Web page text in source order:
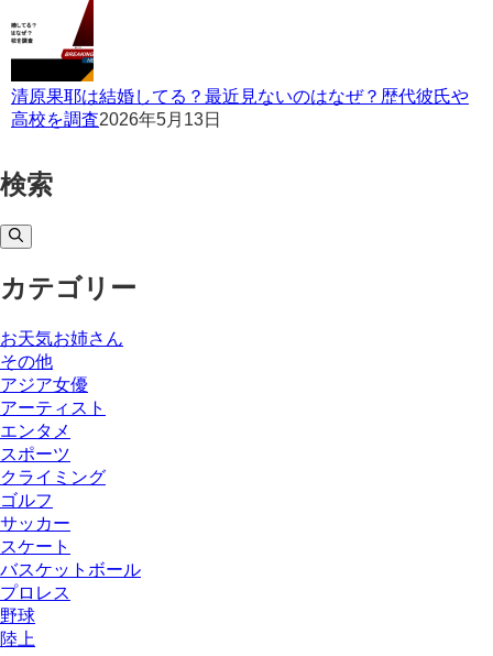
清原果耶は結婚してる？最近見ないのはなぜ？歴代彼氏や
高校を調査2026年5月13日
検索
カテゴリー
お天気お姉さん
その他
アジア女優
アーティスト
エンタメ
スポーツ
クライミング
ゴルフ
サッカー
スケート
バスケットボール
プロレス
野球
陸上